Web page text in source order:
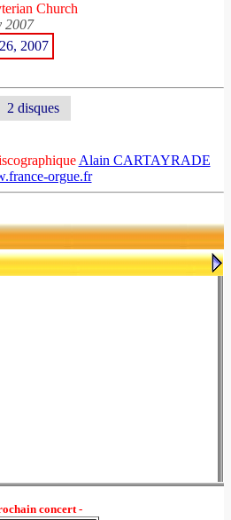
Church
2007
2007
2 disques
Alain CARTAYRADE
orgue.fr
concert -